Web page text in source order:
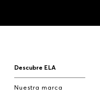
Descubre ELA
Nuestra marca